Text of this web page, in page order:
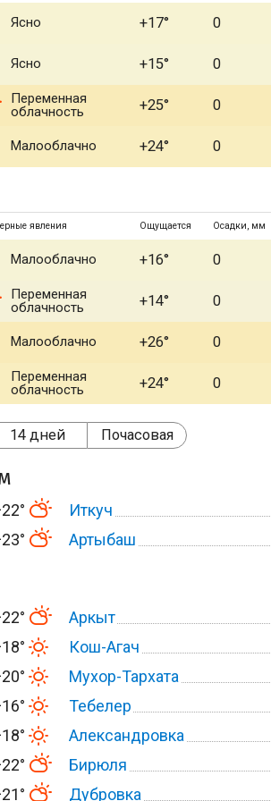
Ясно +17° 0
Ясно +15° 0
Переменная
облачность
+25° 0
Малооблачно +24° 0
явления Ощущается Осадки, мм
Малооблачно +16° 0
Переменная
облачность
+14° 0
Малооблачно +26° 0
Переменная
облачность
+24° 0
14 дней Почасовая
Иткуч
Артыбаш
Аркыт
Кош-Агач
Мухор-Тархата
Тебелер
Александровка
Бирюля
Дубровка